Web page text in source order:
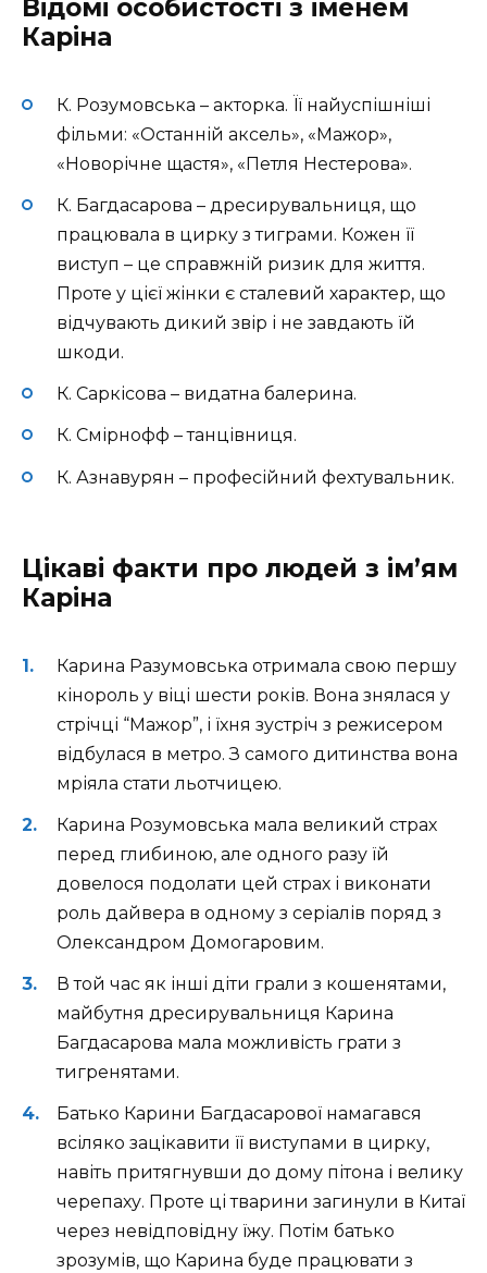
Відомі особистості з іменем
Каріна
К. Розумовська – акторка. Її найуспішніші
фільми: «Останній аксель», «Мажор»,
«Новорічне щастя», «Петля Нестерова».
К. Багдасарова – дресирувальниця, що
працювала в цирку з тиграми. Кожен її
виступ – це справжній ризик для життя.
Проте у цієї жінки є сталевий характер, що
відчувають дикий звір і не завдають їй
шкоди.
К. Саркісова – видатна балерина.
К. Смірнофф – танцівниця.
К. Азнавурян – професійний фехтувальник.
Цікаві факти про людей з ім’ям
Каріна
Карина Разумовська отримала свою першу
кінороль у віці шести років. Вона знялася у
стрічці “Мажор”, і їхня зустріч з режисером
відбулася в метро. З самого дитинства вона
мріяла стати льотчицею.
Карина Розумовська мала великий страх
перед глибиною, але одного разу їй
довелося подолати цей страх і виконати
роль дайвера в одному з серіалів поряд з
Олександром Домогаровим.
В той час як інші діти грали з кошенятами,
майбутня дресирувальниця Карина
Багдасарова мала можливість грати з
тигренятами.
Батько Карини Багдасарової намагався
всіляко зацікавити її виступами в цирку,
навіть притягнувши до дому пітона і велику
черепаху. Проте ці тварини загинули в Китаї
через невідповідну їжу. Потім батько
зрозумів, що Карина буде працювати з